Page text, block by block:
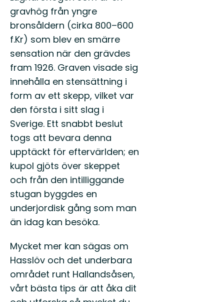
gravhög från yngre
bronsåldern (cirka 800–600
f.Kr) som blev en smärre
sensation när den grävdes
fram 1926. Graven visade sig
innehålla en stensättning i
form av ett skepp, vilket var
den första i sitt slag i
Sverige. Ett snabbt beslut
togs att bevara denna
upptäckt för eftervärlden; en
kupol gjöts över skeppet
och från den intilliggande
stugan byggdes en
underjordisk gång som man
än idag kan besöka.
Mycket mer kan sägas om
Hasslöv och det underbara
området runt Hallandsåsen,
vårt bästa tips är att åka dit